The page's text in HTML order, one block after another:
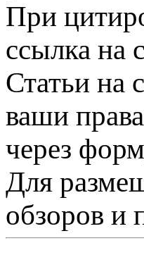
При
ссылка на
Статьи на
ваши
через
Для
обзоров и